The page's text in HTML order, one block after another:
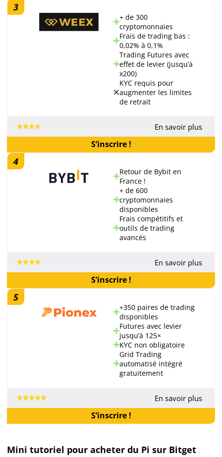
3
+ de 300
cryptomonnaies
Frais de trading bas :
0,02% à 0,1%
Trading Futures avec
effet de levier (jusqu’à
x200)
KYC requis pour
augmenter les limites
de retrait
En savoir plus
S’inscrire !
4
Retour de Bybit en
France !
+ de 600
cryptomonnaies
disponibles
Frais compétitifs et
outils de trading
avancés
En savoir plus
S’inscrire !
5
+350 paires de trading
disponibles
Futures avec levier
jusqu’à 125×
KYC non obligatoire
Grid Trading
automatisé intégré
gratuitement
En savoir plus
S’inscrire !
Mini tutoriel pour acheter du Pi sur Bitget